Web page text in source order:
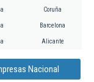
Coruña
Barcelona
Alicante
Nacional